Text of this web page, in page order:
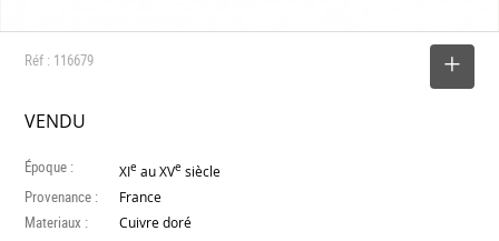
Réf : 116679
VENDU
Époque : XIe au XVe siècle
Provenance : France
Materiaux : Cuivre doré